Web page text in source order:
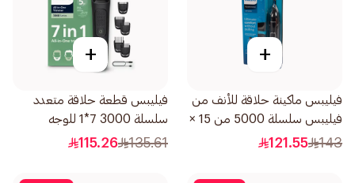
+
فيليبس ماكينة حلاقة للأنف من
فيليبس سلسلة 5000 من 15 ×
3 × 3 سم NT5650/16 0.2كيلو
143
121.55
+
فيليبس قطعة حلاقة متعدد
سلسلة 3000 7*1 للوجه
والشعر 1قطعة
135.61
115.26